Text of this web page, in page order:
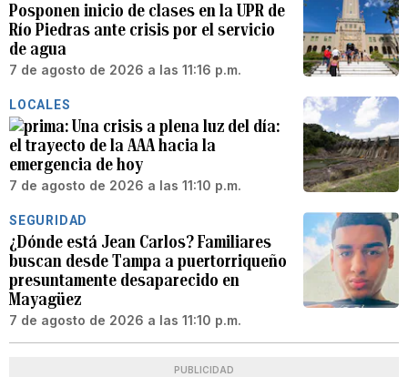
Posponen inicio de clases en la UPR de
Río Piedras ante crisis por el servicio
de agua
7 de agosto de 2026 a las 11:16 p.m.
LOCALES
Una crisis a plena luz del día:
el trayecto de la AAA hacia la
emergencia de hoy
7 de agosto de 2026 a las 11:10 p.m.
SEGURIDAD
¿Dónde está Jean Carlos? Familiares
buscan desde Tampa a puertorriqueño
presuntamente desaparecido en
Mayagüez
7 de agosto de 2026 a las 11:10 p.m.
PUBLICIDAD